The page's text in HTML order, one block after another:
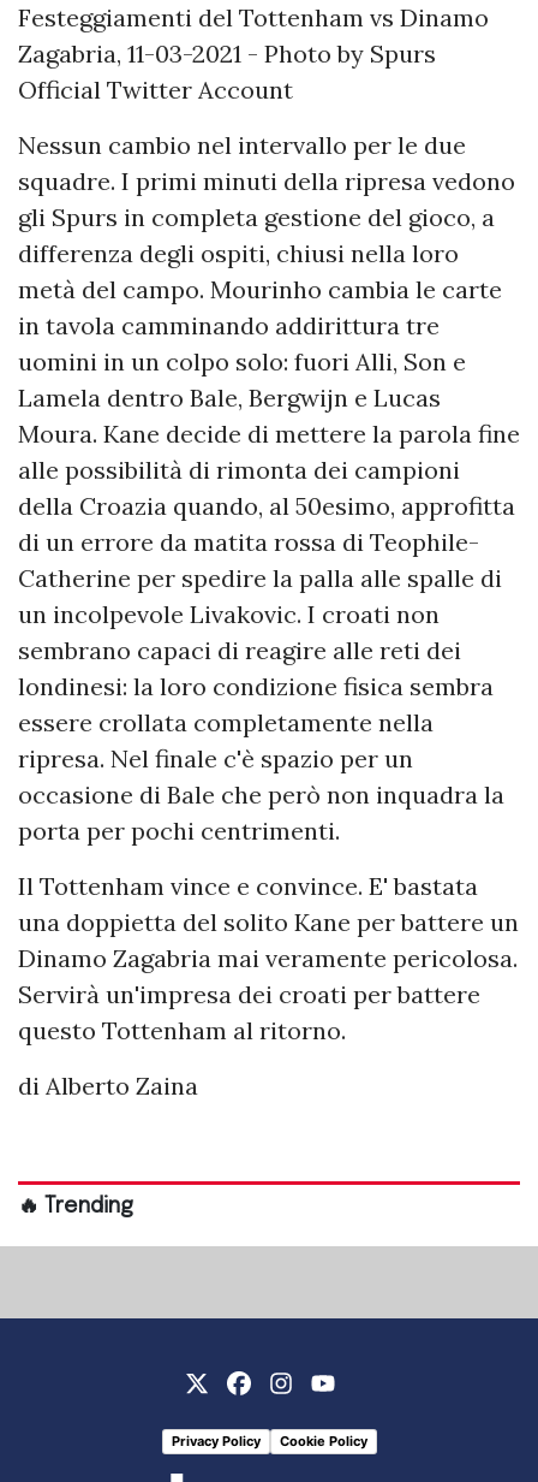
Festeggiamenti del Tottenham vs Dinamo
Zagabria, 11-03-2021 - Photo by Spurs
Official Twitter Account
Nessun cambio nel intervallo per le due
squadre. I primi minuti della ripresa vedono
gli Spurs in completa gestione del gioco, a
differenza degli ospiti, chiusi nella loro
metà del campo. Mourinho cambia le carte
in tavola camminando addirittura tre
uomini in un colpo solo: fuori Alli, Son e
Lamela dentro Bale, Bergwijn e Lucas
Moura. Kane decide di mettere la parola fine
alle possibilità di rimonta dei campioni
della Croazia quando, al 50esimo, approfitta
di un errore da matita rossa di Teophile-
Catherine per spedire la palla alle spalle di
un incolpevole Livakovic. I croati non
sembrano capaci di reagire alle reti dei
londinesi: la loro condizione fisica sembra
essere crollata completamente nella
ripresa. Nel finale c'è spazio per un
occasione di Bale che però non inquadra la
porta per pochi centrimenti.
Il Tottenham vince e convince. E' bastata
una doppietta del solito Kane per battere un
Dinamo Zagabria mai veramente pericolosa.
Servirà un'impresa dei croati per battere
questo Tottenham al ritorno.
di Alberto Zaina
🔥 Trending
Privacy Policy Cookie Policy